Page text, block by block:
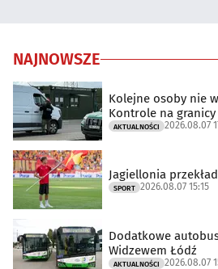
NAJNOWSZE
Kolejne osoby nie
Kontrole na
AKTUALNOŚCI 2026.08.07
Jagiellonia
SPORT 2026.08.07 15:15
Dodatkowe
Widzewem Łódź
AKTUALNOŚCI 2026.08.07